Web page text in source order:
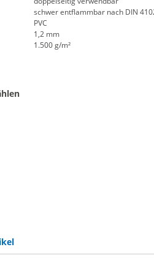
schwer entflammbar nach DIN
PVC
1,2 mm
1.500 g/m²
weiß
| schwarz-grau